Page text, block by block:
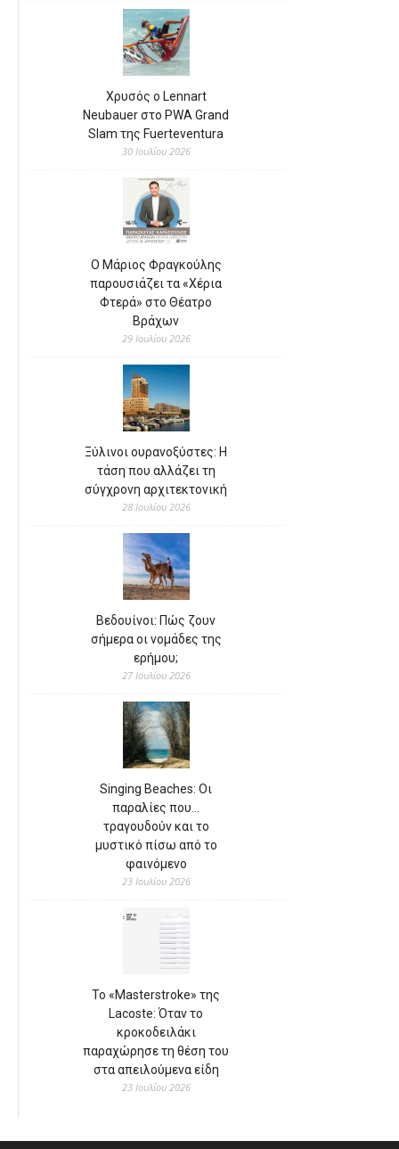
Χρυσός ο Lennart
Neubauer στο PWA Grand
Slam της Fuerteventura
30 Ιουλίου 2026
Ο Μάριος Φραγκούλης
παρουσιάζει τα «Χέρια
Φτερά» στο Θέατρο
Βράχων
29 Ιουλίου 2026
Ξύλινοι ουρανοξύστες: Η
τάση που αλλάζει τη
σύγχρονη αρχιτεκτονική
28 Ιουλίου 2026
Βεδουίνοι: Πώς ζουν
σήμερα οι νομάδες της
ερήμου;
27 Ιουλίου 2026
Singing Beaches: Οι
παραλίες που…
τραγουδούν και το
μυστικό πίσω από το
φαινόμενο
23 Ιουλίου 2026
Το «Masterstroke» της
Lacoste: Όταν το
κροκοδειλάκι
παραχώρησε τη θέση του
στα απειλούμενα είδη
23 Ιουλίου 2026